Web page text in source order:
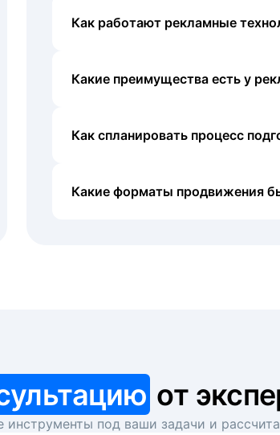
Как работают рекламные
Какие преимущества есть у
Как спланировать процесс
Какие форматы продвижения
от
под ваши задачи и